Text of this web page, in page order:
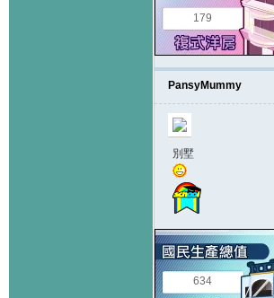
179
PansyMummy
別墅
634